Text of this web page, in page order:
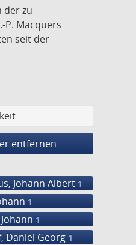
der zu
P. Macquers
seit der
entfernen
Johann Albert 1
1
1
Daniel Georg 1